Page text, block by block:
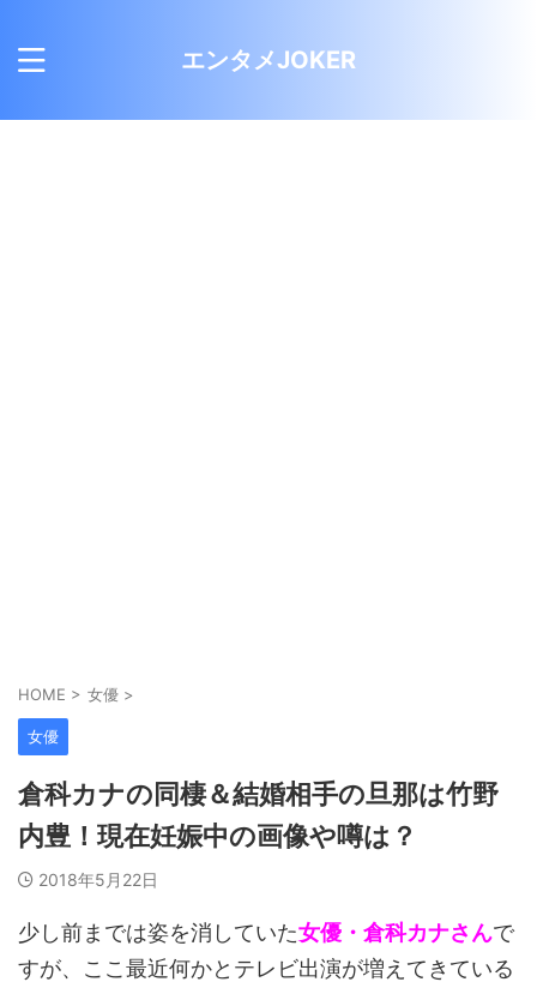
エンタメJOKER
HOME > 女優 >
女優
倉科カナの同棲＆結婚相手の旦那は竹野
内豊！現在妊娠中の画像や噂は？
2018年5月22日
少し前までは姿を消していた女優・倉科カナさんで
すが、ここ最近何かとテレビ出演が増えてきている